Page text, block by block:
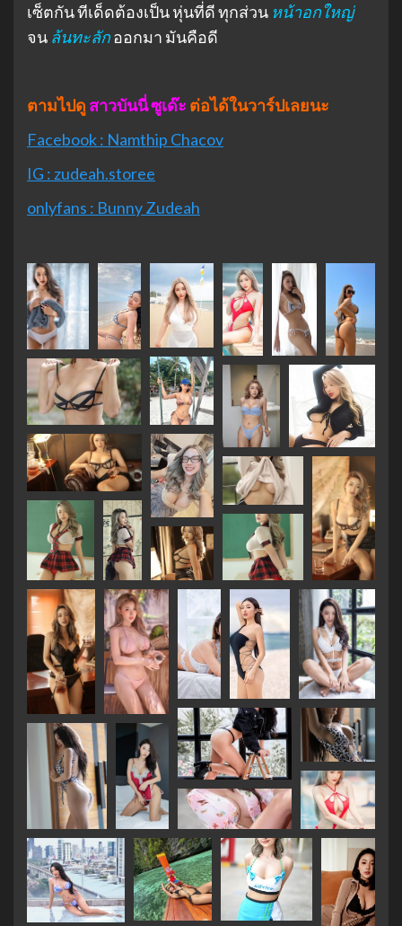
เซ็ตกัน ทีเด็ดต้องเป็น หุ่นที่ดี ทุกส่วน หน้าอกใหญ่
จน ล้นทะลักออกมา มันคือดี
ตามไปดู สาวบันนี่ ซูเด๊ะ ต่อได้ในวาร์ปเลยนะ
Facebook : Namthip Chacov
IG : zudeah.storee
onlyfans : Bunny Zudeah